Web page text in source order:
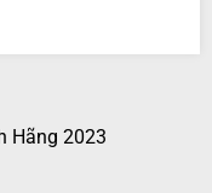
Hãng 2023